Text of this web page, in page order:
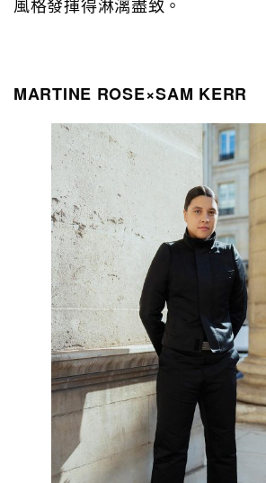
風格發揮得淋漓盡致。
MARTINE ROSE×SAM KERR